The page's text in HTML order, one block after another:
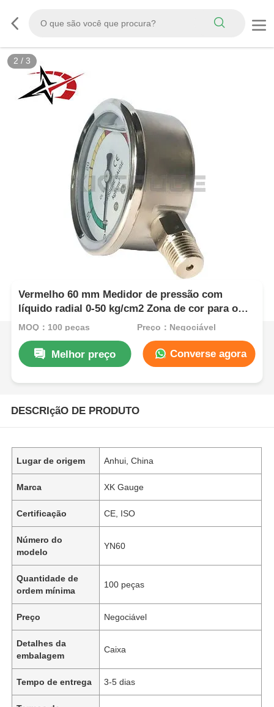
2 / 3
Vermelho 60 mm Medidor de pressão com
líquido radial 0-50 kg/cm2 Zona de cor para o
estado de segurança Indicação industrial
MOQ：100 peças Preço：Negociável
Melhor preço Converse agora
DESCRIçãO DE PRODUTO
Lugar de origem Anhui, China
Marca XK Gauge
Certificação CE, ISO
Número do
modelo
YN60
Quantidade de
ordem mínima
100 peças
Preço Negociável
Detalhes da
embalagem
Caixa
Tempo de entrega 3-5 dias